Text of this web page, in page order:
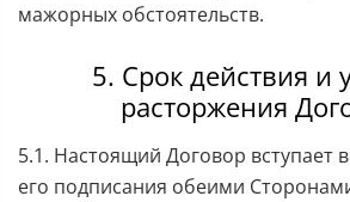
мажорных обстоятельств.
5. Срок действия и
расторжения
5.1. Настоящий Договор вступает
его подписания обеими